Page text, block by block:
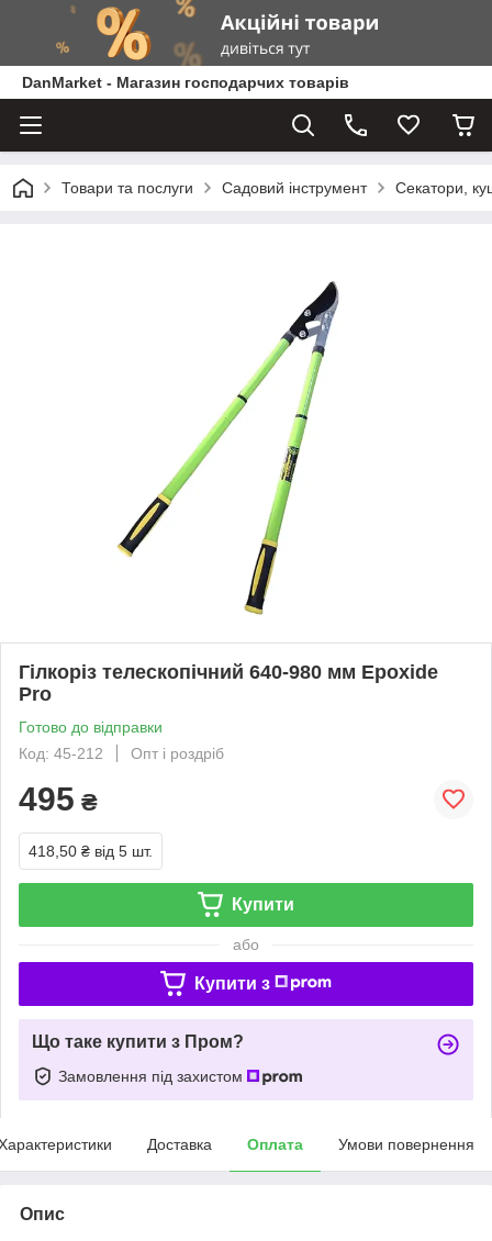
DanMarket - Магазин господарчих товарів
Товари та послуги Садовий інструмент Секатори,
Гілкоріз телескопічний 640-980 мм Epoxide
Pro
Готово до відправки
Код: 45-212
Опт і роздріб
495 ₴
418,50 ₴ від 5 шт.
Купити
або
Купити з
Що таке купити з Пром?
Замовлення під захистом
Доставка Оплата Умови повернення
Опис